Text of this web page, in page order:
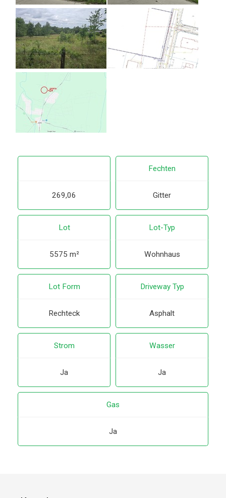
269,06
Fechten
Gitter
Lot
5575 m²
Lot-Typ
Wohnhaus
Lot Form
Rechteck
Driveway Typ
Asphalt
Strom
Ja
Wasser
Ja
Gas
Ja